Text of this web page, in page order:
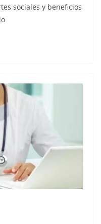
sociales y beneficios